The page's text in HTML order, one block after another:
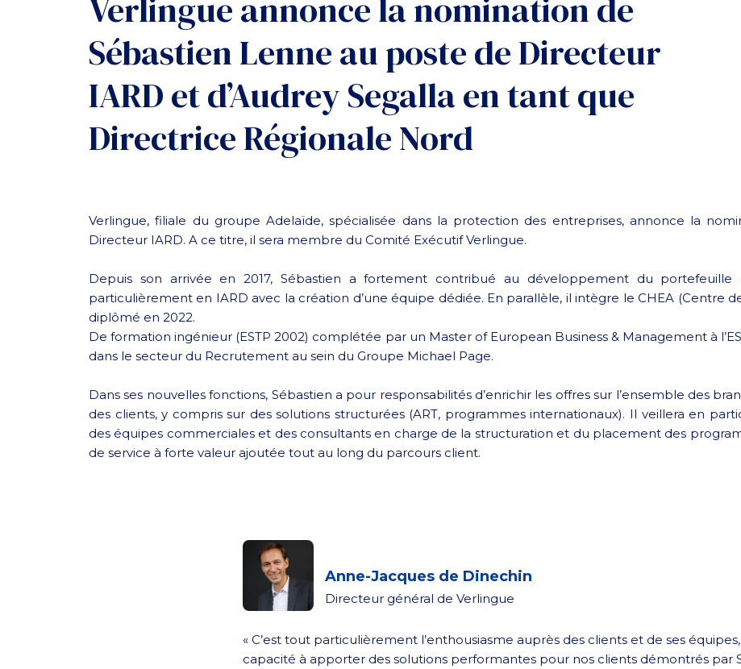
Verlingue annonce la nomination de
Sébastien Lenne au poste de Directeur
IARD et d’Audrey Segalla en tant que
Directrice Régionale Nord
Verlingue, filiale du groupe Adelaïde, spécialisée dans la protection des entreprises, annonce la
Directeur IARD. A ce titre, il sera membre du Comité Exécutif Verlingue.
Depuis son arrivée en 2017, Sébastien a fortement contribué au développement du
particulièrement en IARD avec la création d’une équipe dédiée. En parallèle, il intègre le CHEA (Centre
diplômé en 2022.
De formation ingénieur (ESTP 2002) complétée par un Master of European Business & Management à
dans le secteur du Recrutement au sein du Groupe Michael Page.
Dans ses nouvelles fonctions, Sébastien a pour responsabilités d’enrichir les offres sur l’ensemble des
des clients, y compris sur des solutions structurées (ART, programmes internationaux). Il veillera en
des équipes commerciales et des consultants en charge de la structuration et du placement des
de service à forte valeur ajoutée tout au long du parcours client.
Anne-Jacques de Dinechin
Directeur général de Verlingue
« C’est tout particulièrement l’enthousiasme auprès des clients et de ses équipes,
capacité à apporter des solutions performantes pour nos clients démontrés par